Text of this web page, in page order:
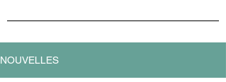
NOUVELLES